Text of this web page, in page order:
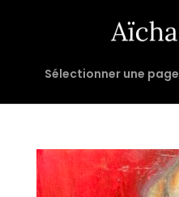
Sélectionner une page